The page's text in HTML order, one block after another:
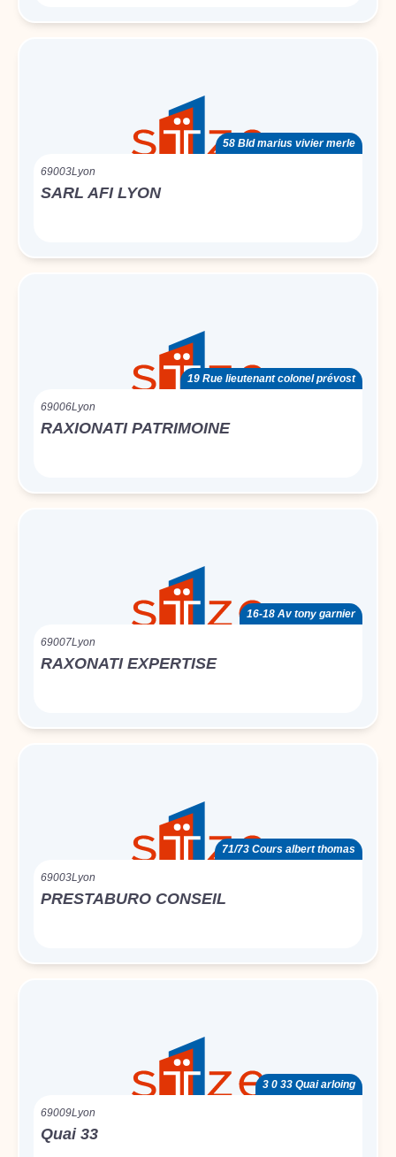
58 Bld marius vivier merle
69003Lyon
SARL AFI LYON
19 Rue lieutenant colonel prévost
69006Lyon
RAXIONATI PATRIMOINE
16-18 Av tony garnier
69007Lyon
RAXONATI EXPERTISE
71/73 Cours albert thomas
69003Lyon
PRESTABURO CONSEIL
3 0 33 Quai arloing
69009Lyon
Quai 33